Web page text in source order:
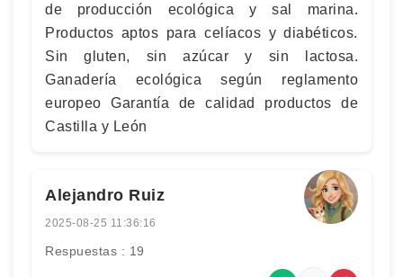
de producción ecológica y sal marina.
Productos aptos para celíacos y diabéticos.
Sin gluten, sin azúcar y sin lactosa.
Ganadería ecológica según reglamento
europeo Garantía de calidad productos de
Castilla y León
Alejandro Ruiz
2025-08-25 11:36:16
Respuestas : 19